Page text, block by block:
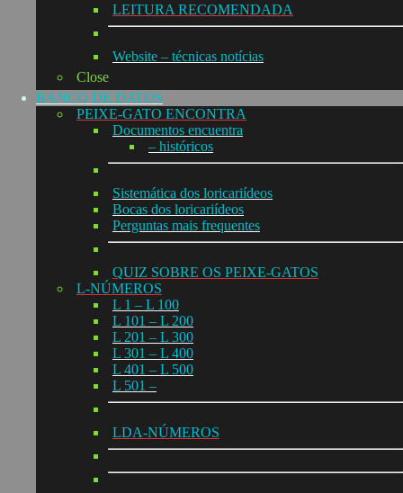
LEITURA RECOMENDADA
Website – técnicas notícias
Close
BANCO DE DATOS
PEIXE-GATO ENCONTRA
Documentos encuentra
– históricos
Sistemática dos loricariídeos
Bocas dos loricariídeos
Perguntas mais frequentes
QUIZ SOBRE OS PEIXE-GATOS
L-NÚMEROS
L 1 – L 100
L 101 – L 200
L 201 – L 300
L 301 – L 400
L 401 – L 500
L 501 –
LDA-NÚMEROS